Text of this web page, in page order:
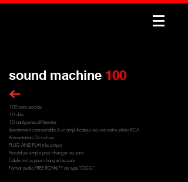
sound machine 100
100 sons stockés
10 clés
10 catégories différentes
directement connectable à un amplificateur via une sortie stéréo RCA
Alimentation 5V incluse
PLUG AND PLAY très simple
Procédure simple pour changer les sons
Câble inclus pour changer les sons
Format audio FREE ROYALTY de type "OGG".